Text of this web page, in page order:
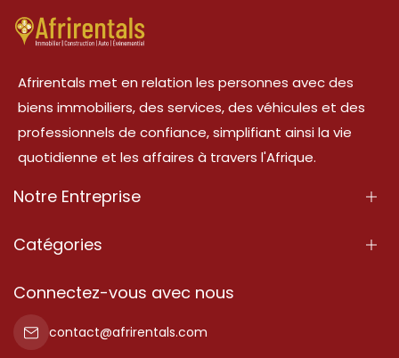
Afrirentals met en relation les personnes avec des
biens immobiliers, des services, des véhicules et des
professionnels de confiance, simplifiant ainsi la vie
quotidienne et les affaires à travers l'Afrique.
Notre Entreprise
À Propos
Conditions d'Utilisation
Catégories
Propriété
Propriété à vendre
Propriété à louer
Connectez-vous avec nous
contact@afrirentals.com